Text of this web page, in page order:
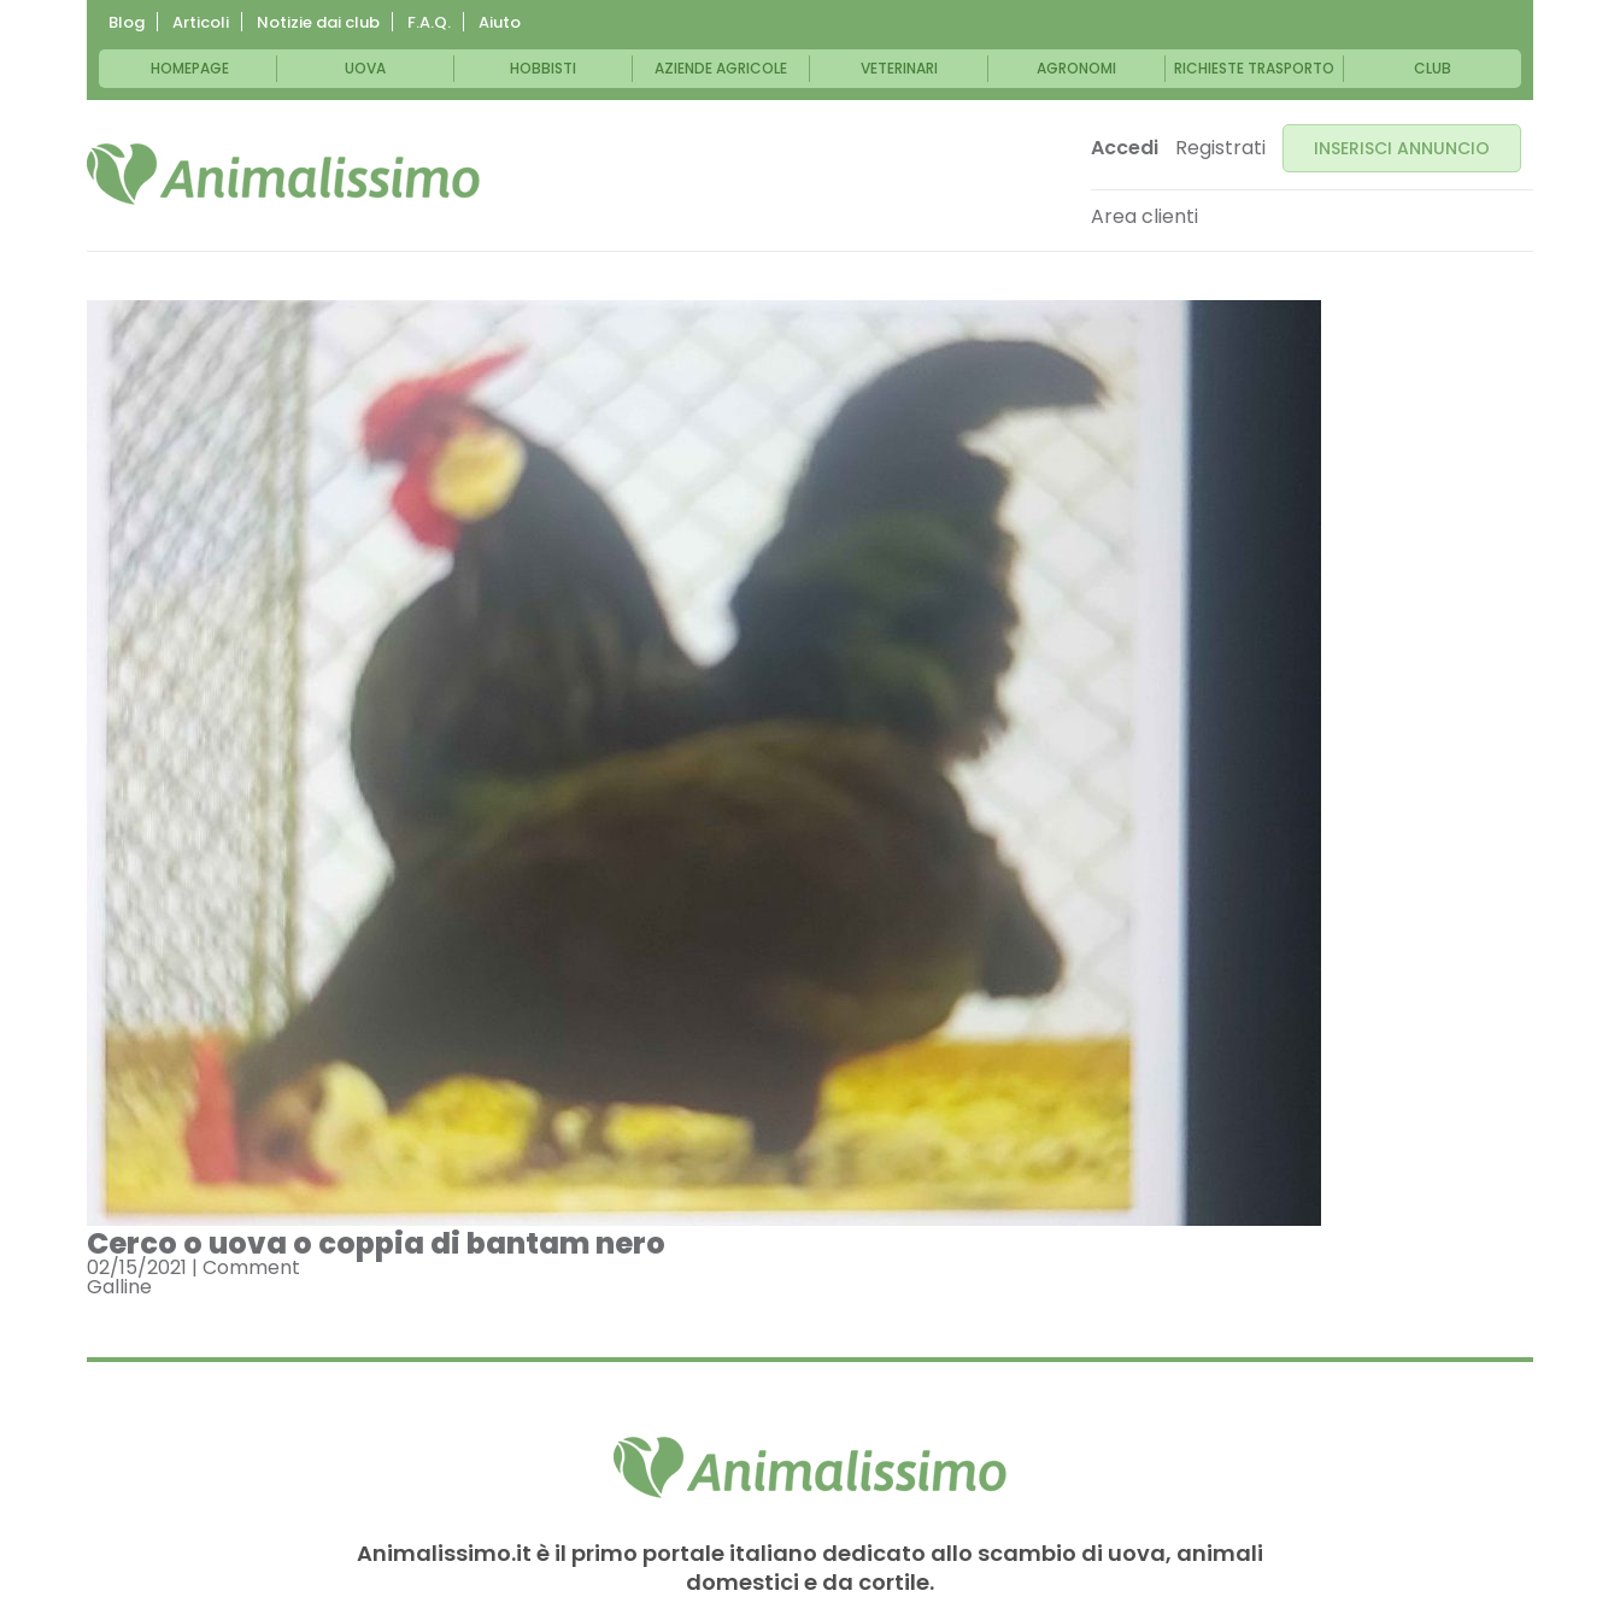
Blog Articoli Notizie dai club F.A.Q. Aiuto
HOMEPAGE UOVA HOBBISTI AZIENDE AGRICOLE VETERINARI AGRONOMI RICHIESTE TRASPORTO CLUB
Accedi Registrati INSERISCI ANNUNCIO
Area clienti
Cerco o uova o coppia di bantam nero
02/15/2021 | Comment
Galline
Animalissimo.it è il primo portale italiano dedicato allo scambio di uova, animali
domestici e da cortile.